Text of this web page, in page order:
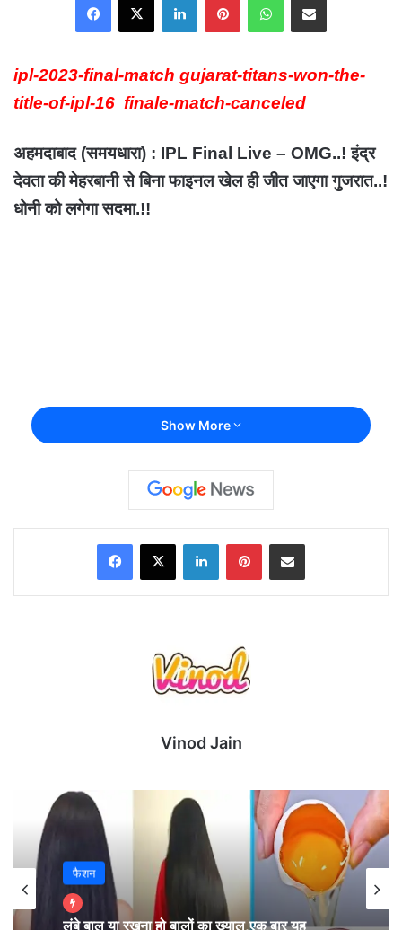
ipl-2023-final-match gujarat-titans-won-the-
title-of-ipl-16 finale-match-canceled
अहमदाबाद (समयधारा) : IPL Final Live – OMG..! इंद्र
देवता की मेहरबानी से बिना फाइनल खेल ही जीत जाएगा गुजरात..!
धोनी को लगेगा सदमा.!!
आईपीएल 2023 के फाइनल में इंद्र देवता यानी बारिश ने अपना
खेल दिखाना शुरू कर दिया है,
और अगर बारिश इसी तरह से जारी रही तो मैच रद्द हो जाएगा l और
इस सूरत में टेबल पर टॉप रहने वाली टीम यानी गुजरात आईपीएल
Show More
Vinod Jain
फैशन
लंबे बाल या रखना हो बालों का ख्याल,एक बार यह